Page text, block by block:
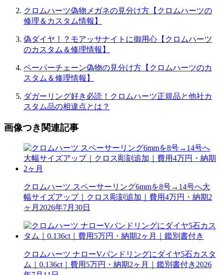
クロムハーツ偽物メガネの見分け方【クロムハーツの
修理＆カスタム情報】
偽ダイヤ！？モアッサナイトに御用心【クロムハーツ
のカスタム＆修理情報】
ペーパーチェーン偽物の見分け方【クロムハーツのカ
スタム＆修理情報】
ダガーリング好き必読！クロムハーツ正規品と他社カ
スタム品の相違点とは？
画像つき関連記事
クロムハーツ スペーサーリング6mmを8号→14号へ大
幅サイズアップ｜クロス彫刻追加｜費用4万円・納期2
ヶ月 2026年7月30日
クロムハーツ ナローVバンドリングにダイヤ5石カスタ
ム｜0.136ct｜費用5万円・納期2ヶ月｜鑑別書付き 2026